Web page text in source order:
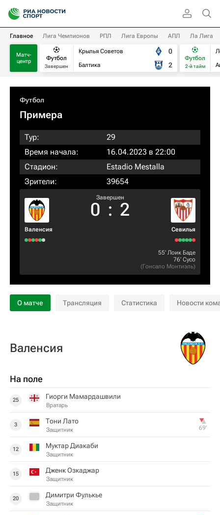
Главное Лига Чемпионов РПЛ Лига Европы АПЛ Ла Лига
Матч-
центр
Футбол
Завершен
Крылья Советов
Балтика
0
2
Футбол
2-й тайм
Футбол
Примера
Тур:
29
Время начала:
16.04.2023 в 22:00
Стадион:
Estadio Mestalla
Зрители:
39654
Валенсия
Завершен
0 : 2
Севилья
55‎’‎ Лоик Баде
76‎’‎ Сусо
(Гонсало Монтиэль)
О матче Трансляция Статистика Новости
Валенсия
На поле
25 Гиорги Мамардашвили
Вратарь
3 Тони Лато
Защитник 69‎’‎
12 Муктар Диакаби
Защитник
15 Дженк Озкаджар
Защитник
20 Димитри Фулькье
Защитник